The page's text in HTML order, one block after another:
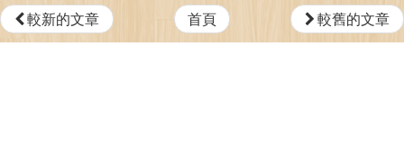
較新的文章 首頁 較舊的文章